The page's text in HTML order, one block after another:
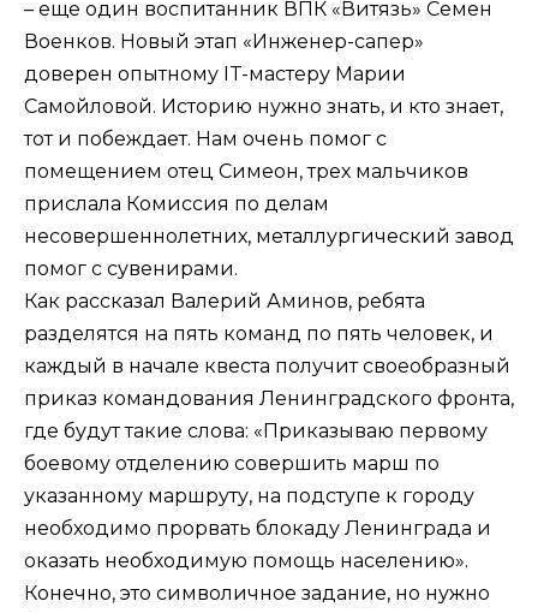
– еще один воспитанник ВПК «Витязь» Семен
Военков. Новый этап «Инженер-сапер»
доверен опытному IT-мастеру Марии
Самойловой. Историю нужно знать, и кто знает,
тот и побеждает. Нам очень помог с
помещением отец Симеон, трех мальчиков
прислала Комиссия по делам
несовершеннолетних, металлургический завод
помог с сувенирами.
Как рассказал Валерий Аминов, ребята
разделятся на пять команд по пять человек, и
каждый в начале квеста получит своеобразный
приказ командования Ленинградского фронта,
где будут такие слова: «Приказываю первому
боевому отделению совершить марш по
указанному маршруту, на подступе к городу
необходимо прорвать блокаду Ленинграда и
оказать необходимую помощь населению».
Конечно, это символичное задание, но нужно